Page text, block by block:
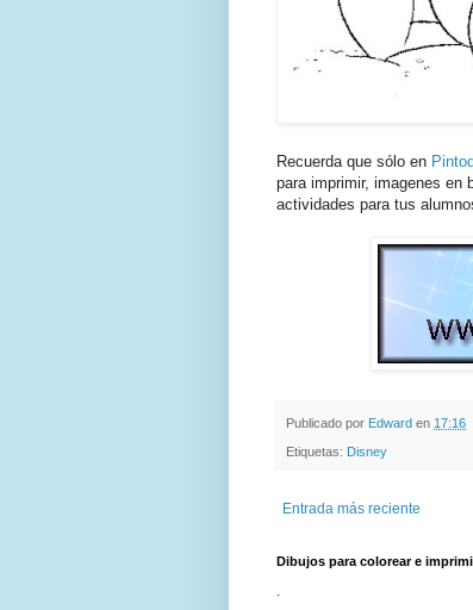
Recuerda que sólo en
para imprimir, imagenes en
actividades para tus
Publicado por Edward en 17:16
Etiquetas: Disney
Entrada más reciente
Dibujos para colorear e
.